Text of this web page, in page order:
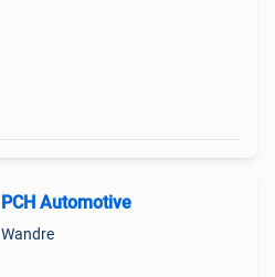
PCH Automotive
Wandre